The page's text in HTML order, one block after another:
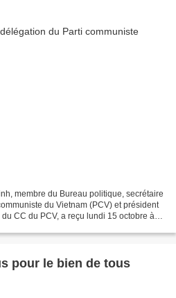
membre du Bureau politique, secrétaire
du Vietnam (PCV) et président
CC du PCV, a reçu lundi 15 octobre à
pour le bien de tous